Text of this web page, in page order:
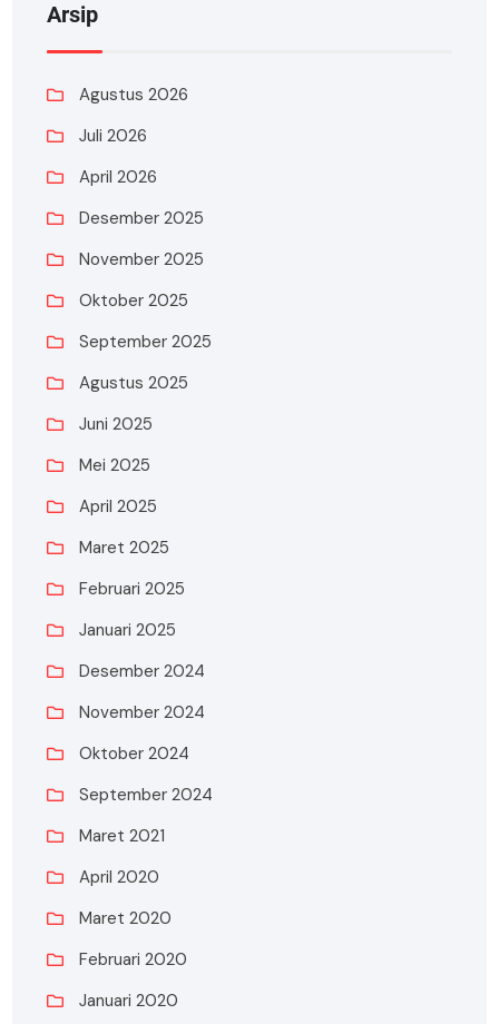
Arsip
Agustus 2026
Juli 2026
April 2026
Desember 2025
November 2025
Oktober 2025
September 2025
Agustus 2025
Juni 2025
Mei 2025
April 2025
Maret 2025
Februari 2025
Januari 2025
Desember 2024
November 2024
Oktober 2024
September 2024
Maret 2021
April 2020
Maret 2020
Februari 2020
Januari 2020